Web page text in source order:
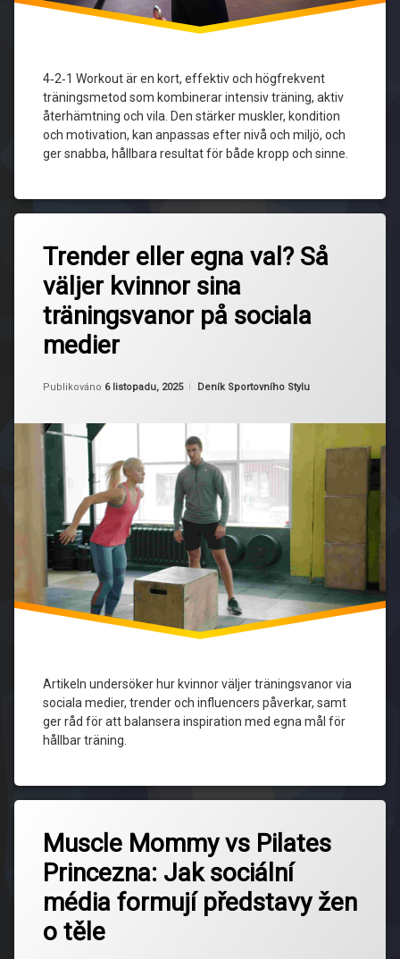
4‑2‑1 Workout är en kort, effektiv och högfrekvent
träningsmetod som kombinerar intensiv träning, aktiv
återhämtning och vila. Den stärker muskler, kondition
och motivation, kan anpassas efter nivå och miljö, och
ger snabba, hållbara resultat för både kropp och sinne.
träning
Styrka
och
kondition
Träningspass
Trender eller egna val? Så
väljer kvinnor sina
träningsvanor på sociala
medier
Publikováno 6 listopadu, 2025
Aktualizováno 6 listopadu, 2025
Od Ruby
Kategorie:
Deník Sportovního Stylu
Artikeln undersöker hur kvinnor väljer träningsvanor via
sociala medier, trender och influencers påverkar, samt
ger råd för att balansera inspiration med egna mål för
hållbar träning.
egen
träning
FOMO
gemenskap
hållbar
influencers
Inspiration
kvinnor
motivation
personlig
anpassning
tränings­
trender
komentář
na
Trender
eller
egna
val?
Så
sina
på
sociala
Muscle Mommy vs Pilates
Princezna: Jak sociální
média formují představy žen
o těle
Fitness
Trendy
Fotbalové
komentář
na
Muscle
Mommy
vs
Pilates
Princezna: